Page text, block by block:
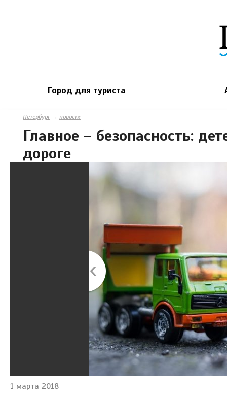
Город для туриста
Петербург→ новости
Главное – безопасность:
дороге
1 марта 2018